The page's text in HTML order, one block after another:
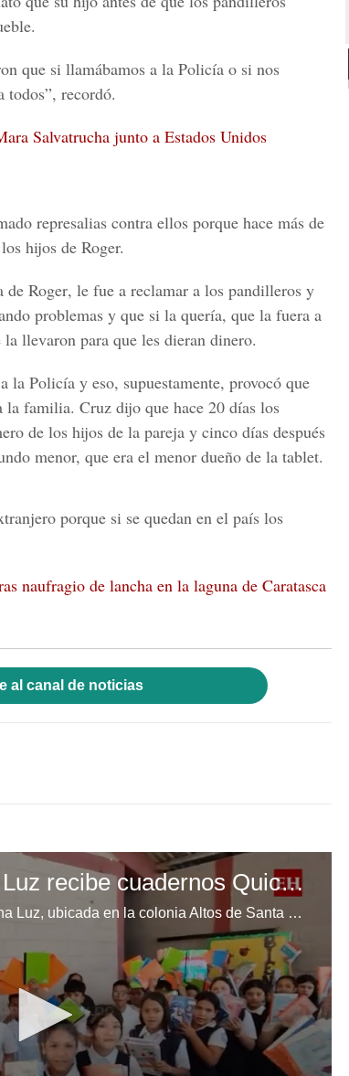
que si llamábamos a la Policía o si nos
todos”, recordó.
Salvatrucha junto a Estados Unidos
represalias contra ellos porque hace más de
hijos de Roger.
de Roger, le fue a reclamar a los pandilleros y
problemas y que si la quería, que la fuera a
llevaron para que les dieran dinero.
la Policía y eso, supuestamente, provocó que
la familia. Cruz dijo que hace 20 días los
de los hijos de la pareja y cinco días después
menor, que era el menor dueño de la tablet.
porque si se quedan en el país los
naufragio de lancha en la laguna de Caratasca
al canal de noticias
Escuela Enciende una Luz recibe cuadernos Quick, gracias a la Maratón del Saber
Los niños de la escuela Enciende una Luz, ubicada en la colonia Altos de Santa Rosa, al sur de Tegucigalpa, recibieron cuadernos Quick como parte de la Campaña Maratón del Saber.